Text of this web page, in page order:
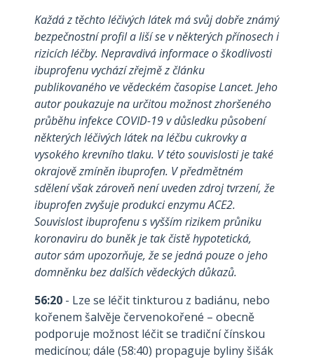
Každá z těchto léčivých látek má svůj dobře známý
bezpečnostní profil a liší se v některých přínosech i
rizicích léčby. Nepravdivá informace o škodlivosti
ibuprofenu vychází zřejmě z článku
publikovaného ve vědeckém časopise Lancet. Jeho
autor poukazuje na určitou možnost zhoršeného
průběhu infekce COVID-19 v důsledku působení
některých léčivých látek na léčbu cukrovky a
vysokého krevního tlaku. V této souvislosti je také
okrajově zmíněn ibuprofen. V předmětném
sdělení však zároveň není uveden zdroj tvrzení, že
ibuprofen zvyšuje produkci enzymu ACE2.
Souvislost ibuprofenu s vyšším rizikem průniku
koronaviru do buněk je tak čistě hypotetická,
autor sám upozorňuje, že se jedná pouze o jeho
domněnku bez dalších vědeckých důkazů.
56:20 - Lze se léčit tinkturou z badiánu, nebo
kořenem šalvěje červenokořené – obecně
podporuje možnost léčit se tradiční čínskou
medicínou; dále (58:40) propaguje byliny šišák